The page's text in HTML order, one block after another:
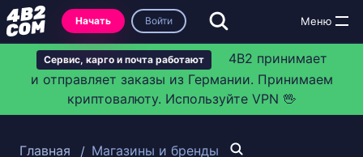
Сервис, карго и почта работают
4B2 принимает
и отправляет заказы из Германии. Принимаем
криптовалюту. Используйте VPN 🖖
Начать Войти
Главная
Магазины и бренды